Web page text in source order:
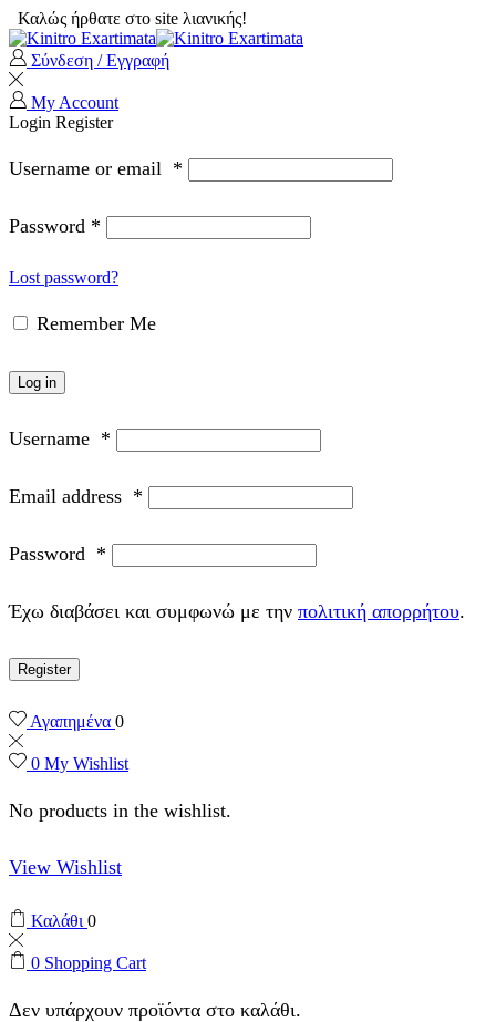
Καλώς ήρθατε στο site λιανικής!
Σύνδεση / Εγγραφή
My Account
Login Register
Username or email *
Password *
Lost password?
Remember Me
Log in
Username *
Email address *
Password *
Έχω διαβάσει και συμφωνώ με την πολιτική απορρήτου.
Register
Αγαπημένα 0
0 My Wishlist
No products in the wishlist.
View Wishlist
Καλάθι 0
0 Shopping Cart
Δεν υπάρχουν προϊόντα στο καλάθι.